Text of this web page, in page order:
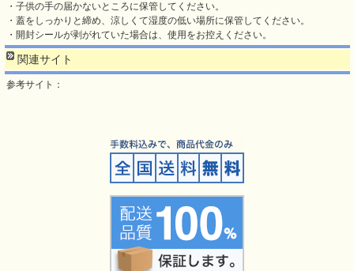
・子供の手の届かないところに保管してください。
・蓋をしっかりと締め、涼しくて湿度の低い場所に保管してください。
・開封シールが剥がれていた場合は、使用をお控えください。
関連サイト
参考サイト：